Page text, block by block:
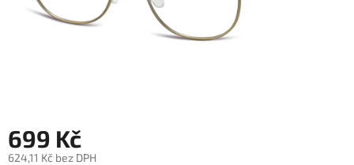
699 Kč
624,11 Kč bez DPH